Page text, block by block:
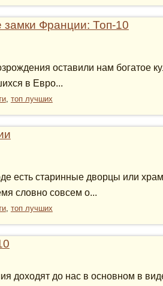
Франции: Топ-10
оставили нам богатое
в Евро...
, топ лучших
есть старинные дворцы или
словно совсем о...
, топ лучших
доходят до нас в основном в